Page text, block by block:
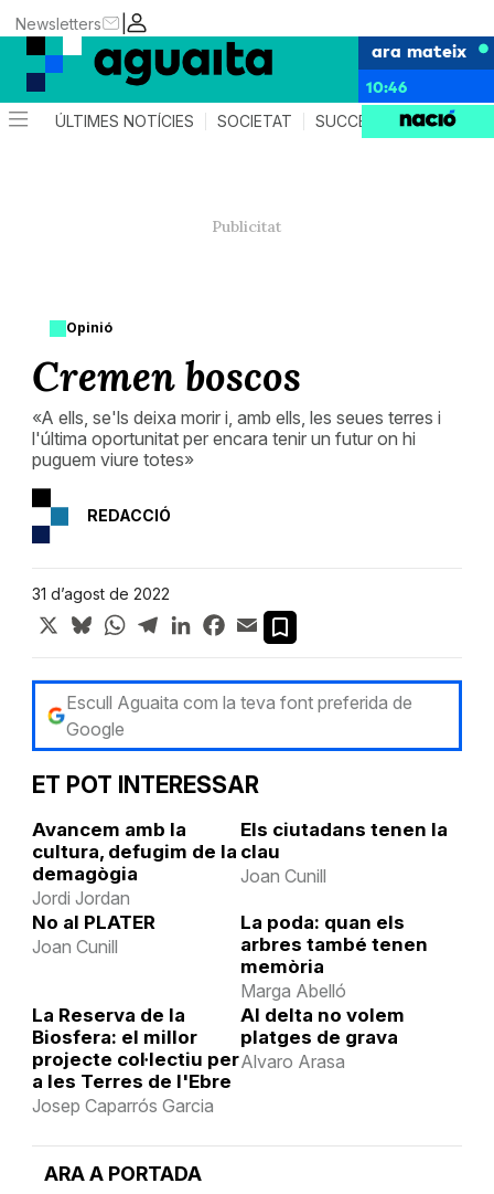
|
Newsletters
ara mateix
10:46
ÚLTIMES NOTÍCIES SOCIETAT SUCCESSOS AGENDA
Opinió
Cremen boscos
«A ells, se'ls deixa morir i, amb ells, les seues terres i
l'última oportunitat per encara tenir un futur on hi
puguem viure totes»
ARA A PORTADA
REDACCIÓ
31 d’agost de 2022
X BlueskyWhatsApp
TelegramLinkedInFacebook
Email
Escull Aguaita com la teva font preferida de
Google
ET POT INTERESSAR
Avancem amb la
cultura, defugim de la
demagògia
Jordi Jordan
Els ciutadans tenen la
clau
Joan Cunill
No al PLATER
Joan Cunill
La poda: quan els
arbres també tenen
memòria
Marga Abelló
La Reserva de la
Biosfera: el millor
projecte col·lectiu per
a les Terres de l'Ebre
Josep Caparrós Garcia
Al delta no volem
platges de grava
Alvaro Arasa